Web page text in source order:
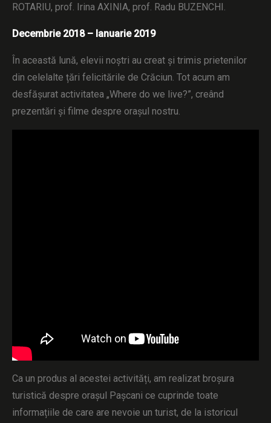
ROTARIU, prof. Irina AXINIA, prof. Radu BUZENCHI.
Decembrie 2018 – Ianuarie 2019
În această lună, elevii noștri au creat și trimis prietenilor
din celelalte țări felicitările de Crăciun. Tot acum am
desfășurat activitatea „Where do we live?”, creând
prezentări și filme despre orașul nostru.
Ca un produs al acestei activități, am realizat broșura
turistică despre orașul Pașcani ce cuprinde toate
informațiile de care are nevoie un turist, de la istoricul